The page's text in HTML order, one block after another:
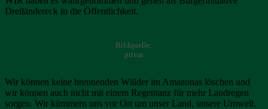
Dreiländereck in die Öffentlichkeit.
Bildquelle:
privat
Wir können keine brennenden Wälder im Amazonas löschen und
wir können auch nicht mit einem Regentanz für mehr Landregen
sorgen. Wir kümmern uns vor Ort um unser Land, unsere Umwelt.